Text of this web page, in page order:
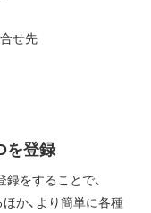
せ先
を登録
をすることで、
か、より簡単に各種